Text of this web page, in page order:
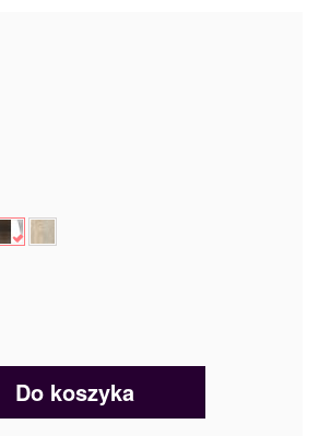
Do koszyka